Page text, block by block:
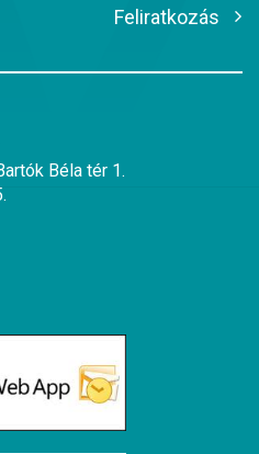
Feliratkozás
Béla tér 1.